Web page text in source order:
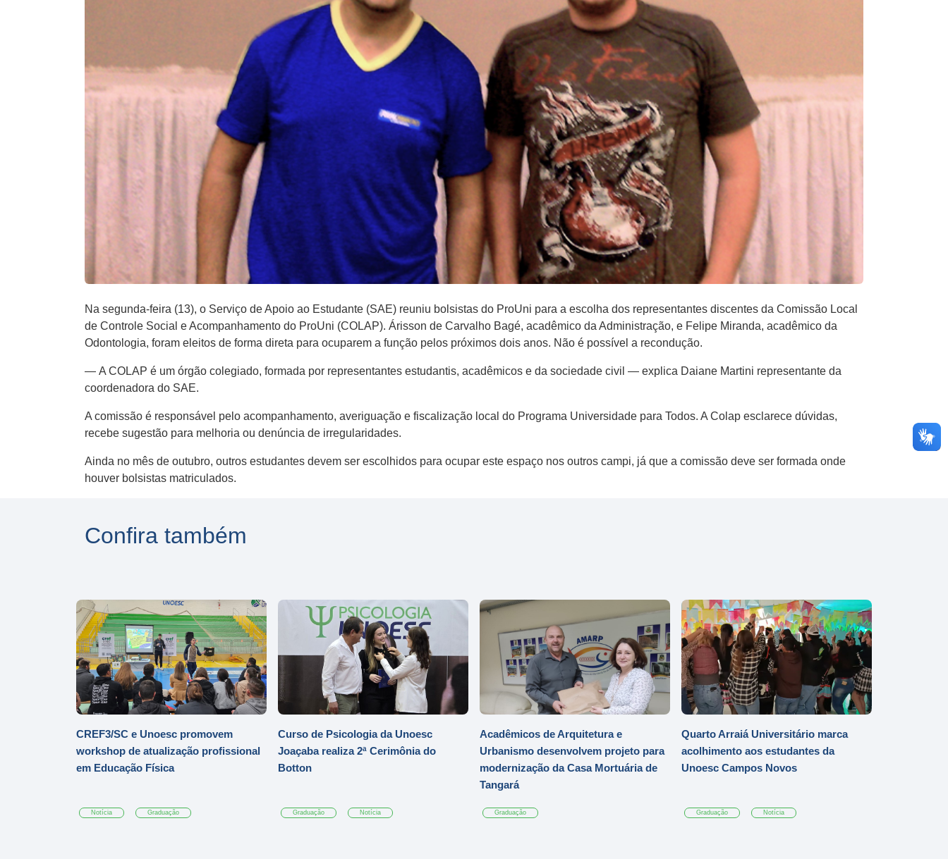
Na segunda-feira (13), o Serviço de Apoio ao Estudante (SAE) reuniu bolsistas do ProUni para a escolha dos representantes discentes da Comissão Local
de Controle Social e Acompanhamento do ProUni (COLAP). Árisson de Carvalho Bagé, acadêmico da Administração, e Felipe Miranda, acadêmico da
Odontologia, foram eleitos de forma direta para ocuparem a função pelos próximos dois anos. Não é possível a recondução.
— A COLAP é um órgão colegiado, formada por representantes estudantis, acadêmicos e da sociedade civil — explica Daiane Martini representante da
coordenadora do SAE.
A comissão é responsável pelo acompanhamento, averiguação e fiscalização local do Programa Universidade para Todos. A Colap esclarece dúvidas,
recebe sugestão para melhoria ou denúncia de irregularidades.
Ainda no mês de outubro, outros estudantes devem ser escolhidos para ocupar este espaço nos outros campi, já que a comissão deve ser formada onde
houver bolsistas matriculados.
Confira também
CREF3/SC e Unoesc promovem
workshop de atualização profissional
em Educação Física
Notícia Graduação
Curso de Psicologia da Unoesc
Joaçaba realiza 2ª Cerimônia do
Botton
Graduação Notícia
Acadêmicos de Arquitetura e
Urbanismo desenvolvem projeto para
modernização da Casa Mortuária de
Tangará
Graduação
Quarto Arraiá Universitário marca
acolhimento aos estudantes da
Unoesc Campos Novos
Graduação Notícia